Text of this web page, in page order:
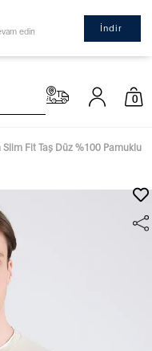
edin İndir
0
Slim Fit Taş Düz %100 Pamuklu